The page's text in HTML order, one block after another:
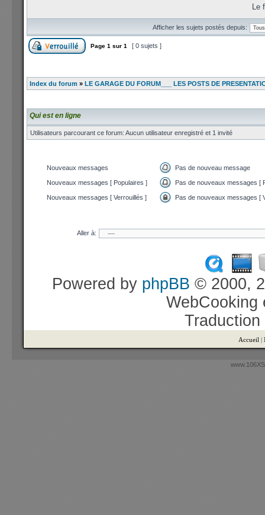
Le
Afficher les sujets postés depuis:
Page 1 sur 1 [ 0 sujets ]
Index du forum » LE GARAGE DU FORUM___ LES POSTS DE
Qui est en ligne
Utilisateurs parcourant ce forum: Aucun utilisateur enregistré et 1 invité
Nouveaux messages Pas de nouveau message
Nouveaux messages [ Populaires ] Pas de nouveaux messages [
Nouveaux messages [ Verrouillés ] Pas de nouveaux messages [
Aller à:
Powered by phpBB © 2000,
Accueil |